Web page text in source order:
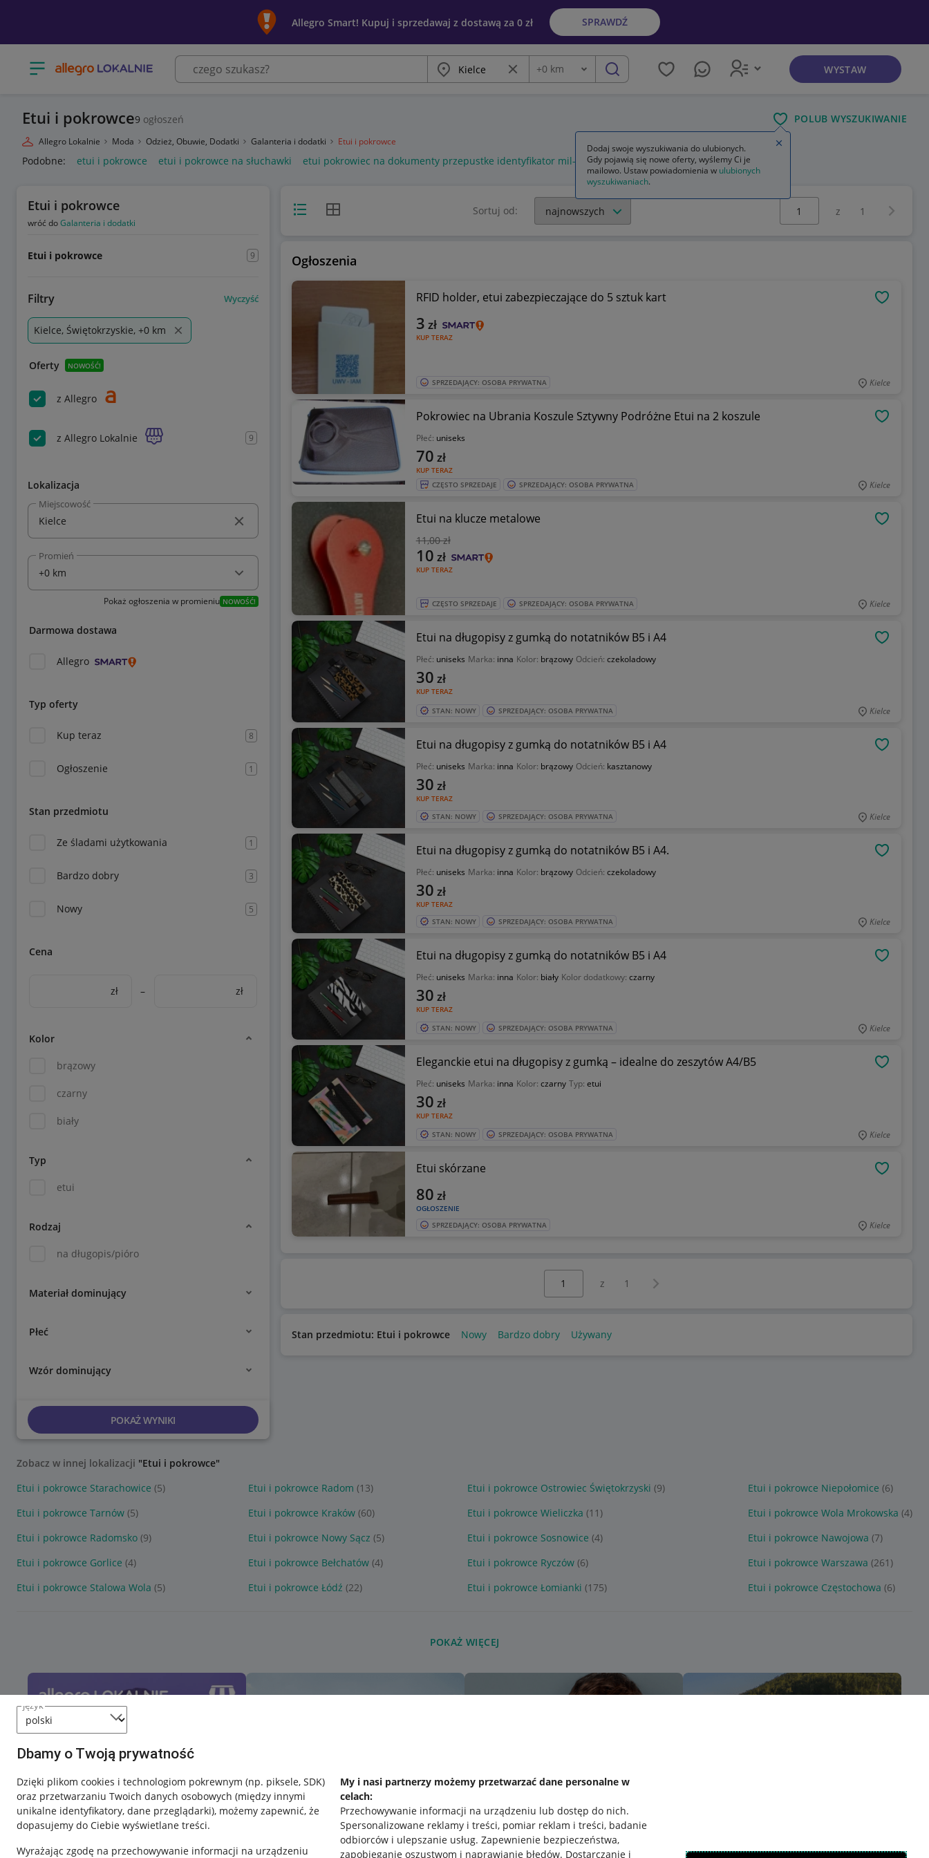
język
Dbamy o Twoją prywatność
Dzięki plikom cookies i technologiom pokrewnym (np. piksele, SDK)
oraz przetwarzaniu Twoich danych osobowych (między innymi
unikalne identyfikatory, dane przeglądarki), możemy zapewnić, że
dopasujemy do Ciebie wyświetlane treści.
Wyrażając zgodę na przechowywanie informacji na urządzeniu
My i nasi partnerzy możemy przetwarzać dane personalne w
celach:
Przechowywanie informacji na urządzeniu lub dostęp do nich.
Spersonalizowane reklamy i treści, pomiar reklam i treści, badanie
odbiorców i ulepszanie usług. Zapewnienie bezpieczeństwa,
zapobieganie oszustwom i naprawianie błędów. Dostarczanie i
Allegro Smart! Kupuj i sprzedawaj z dostawą za 0 zł SPRAWDŹ
Otwórz menu z kategoriami Miasto Wyczyść frazę
Odległość
+0 km szukaj WYSTAW
Etui i pokrowce9 ogłoszeń POLUB WYSZUKIWANIE
Allegro Lokalnie Moda Odzież, Obuwie, Dodatki Galanteria i dodatki Etui i pokrowce
Podobne: etui i pokrowce etui i pokrowce na słuchawki etui pokrowiec na dokumenty przepustke identyfikator mil-tec olive
Etui i pokrowce
wróć doGalanteria i dodatki
Etui i pokrowce 9
Filtry Wyczyść
Kielce, Świętokrzyskie, +0 km
Oferty NOWOŚĆ!
z Allegro
z Allegro Lokalnie 9
Lokalizacja
Miejscowość
Promień
Pokaż ogłoszenia w promieniu NOWOŚĆ!
Darmowa dostawa
Allegro
Typ oferty
Kup teraz 8
Ogłoszenie 1
Stan przedmiotu
Ze śladami użytkowania 1
Bardzo dobry 3
Nowy 5
Cena
zł – zł
Kolor
brązowy
czarny
biały
Typ
etui
Rodzaj
na długopis/pióro
Materiał dominujący
Płeć
Wzór dominujący
POKAŻ WYNIKI
Widok listyWidok siatki Sortuj od:
Wybierz stronę:
z 1
Ogłoszenia
RFID holder, etui zabezpieczające do 5 sztuk kart
KUP TERAZ
3 zł
SPRZEDAJĄCY: OSOBA PRYWATNA Kielce
Pokrowiec na Ubrania Koszule Sztywny Podróżne Etui na 2 koszule
Płeć: uniseks
KUP TERAZ
70 zł
CZĘSTO SPRZEDAJE SPRZEDAJĄCY: OSOBA PRYWATNA Kielce
Etui na klucze metalowe
11,00 zł
KUP TERAZ
10 zł
CZĘSTO SPRZEDAJE SPRZEDAJĄCY: OSOBA PRYWATNA Kielce
Etui na długopisy z gumką do notatników B5 i A4
Płeć: uniseks Marka: inna Kolor: brązowy Odcień: czekoladowy
KUP TERAZ
30 zł
STAN: NOWY SPRZEDAJĄCY: OSOBA PRYWATNA Kielce
Etui na długopisy z gumką do notatników B5 i A4
Płeć: uniseks Marka: inna Kolor: brązowy Odcień: kasztanowy
KUP TERAZ
30 zł
STAN: NOWY SPRZEDAJĄCY: OSOBA PRYWATNA Kielce
Etui na długopisy z gumką do notatników B5 i A4.
Płeć: uniseks Marka: inna Kolor: brązowy Odcień: czekoladowy
KUP TERAZ
30 zł
STAN: NOWY SPRZEDAJĄCY: OSOBA PRYWATNA Kielce
Etui na długopisy z gumką do notatników B5 i A4
Płeć: uniseks Marka: inna Kolor: biały Kolor dodatkowy: czarny
KUP TERAZ
30 zł
STAN: NOWY SPRZEDAJĄCY: OSOBA PRYWATNA Kielce
Eleganckie etui na długopisy z gumką – idealne do zeszytów A4/B5
Płeć: uniseks Marka: inna Kolor: czarny Typ: etui
KUP TERAZ
30 zł
STAN: NOWY SPRZEDAJĄCY: OSOBA PRYWATNA Kielce
Etui skórzane
OGŁOSZENIE
80 zł
SPRZEDAJĄCY: OSOBA PRYWATNA Kielce
z 1 Następna strona
Stan przedmiotu: Etui i pokrowce Nowy Bardzo dobry Używany
Zobacz w innej lokalizacji "Etui i pokrowce"
Etui i pokrowce Starachowice (5) Etui i pokrowce Radom (13) Etui i pokrowce Ostrowiec Świętokrzyski (9) Etui i pokrowce Niepołomice (6)
Etui i pokrowce Tarnów (5) Etui i pokrowce Kraków (60) Etui i pokrowce Wieliczka (11) Etui i pokrowce Wola Mrokowska (4)
Etui i pokrowce Radomsko (9) Etui i pokrowce Nowy Sącz (5) Etui i pokrowce Sosnowice (4) Etui i pokrowce Nawojowa (7)
Etui i pokrowce Gorlice (4) Etui i pokrowce Bełchatów (4) Etui i pokrowce Ryczów (6) Etui i pokrowce Warszawa (261)
Etui i pokrowce Stalowa Wola (5) Etui i pokrowce Łódź (22) Etui i pokrowce Łomianki (175) Etui i pokrowce Częstochowa (6)
POKAŻ WIĘCEJ
Dodaj swoje wyszukiwania do ulubionych.
Gdy pojawią się nowe oferty, wyślemy Ci je
mailowo. Ustaw powiadomienia w ulubionych
wyszukiwaniach.
Zamknij wskazówkę